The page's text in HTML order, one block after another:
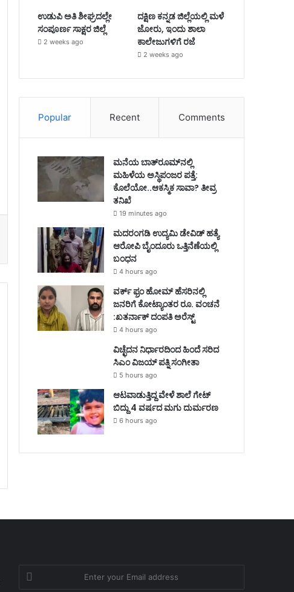
ಉಡುಪಿ ಅತಿ ಶೀಘ್ರದಲ್ಲೇ
ಸಂಪೂರ್ಣ ಸಾಕ್ಷರ ಜಿಲ್ಲೆ
2 weeks ago
ದಕ್ಷಿಣ ಕನ್ನಡ ಜಿಲ್ಲೆಯಲ್ಲಿ ಮಳೆ
ಜೋರು, ಇಂದು ಶಾಲಾ
ಕಾಲೇಜುಗಳಿಗೆ ರಜೆ
2 weeks ago
Popular Recent Comments
ಮನೆಯ ಬಾತ್‌ರೂಮ್‌ನಲ್ಲಿ
ಮಹಿಳೆಯ ಅಸ್ಥಿಪಂಜರ ಪತ್ತೆ:
ಕೊಲೆಯೋ..ಆಕಸ್ಮಿಕ ಸಾವಾ? ತೀವ್ರ
ತನಿಖೆ
19 minutes ago
ಮದರಂಗಡಿ ಉದ್ಯಮಿ ಡೇವಿಡ್ ಹತ್ಯೆ
ಆರೋಪಿ ಬೈಂದೂರು ಒತ್ತಿನೆಣೆಯಲ್ಲಿ
ಬಂಧನ
4 hours ago
ವರ್ಕ್ ಫ್ರಂ ಹೋಮ್ ಹೆಸರಿನಲ್ಲಿ
ಜನರಿಗೆ ಕೋಟ್ಯಾಂತರ ರೂ. ವಂಚನೆ
:ಖತರ್ನಾಕ್ ದಂಪತಿ ಅರೆಸ್ಟ್
4 hours ago
ವಿಚ್ಛೆದನ ನಿರ್ಧಾರದಿಂದ ಹಿಂದೆ ಸರಿದ
ಸಿಎಂ ವಿಜಯ್ ಪತ್ನಿ ಸಂಗೀತಾ
5 hours ago
ಆಟವಾಡುತ್ತಿದ್ದ ವೇಳೆ ಶಾಲೆ ಗೇಟ್
ಬಿದ್ದು 4 ವರ್ಷದ ಮಗು ದುರ್ಮರಣ
6 hours ago
Enter
your